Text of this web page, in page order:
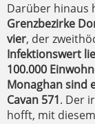
Darüber hinaus
Grenzbezirke
vier, der
Infektionswert
100.000
Monaghan sind
Cavan 571. Der
hofft, mit